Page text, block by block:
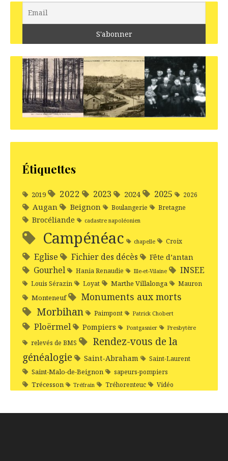
Étiquettes
2019 2022 2023 2024 2025 2026
Augan Beignon Boulangerie Bretagne
Brocéliande cadastre napoléonien
Campénéac chapelle Croix
Eglise Fichier des décès Fête d’antan
Gourhel Hania Renaudie Ille-et-Vilaine INSEE
Louis Sérazin Loyat Marthe Villalonga Mauron
Monteneuf Monuments aux morts
Morbihan Paimpont Patrick Chobert
Ploërmel Pompiers Pontgasnier Presbytère
relevés de BMS
Rendez-vous de la
généalogie
Saint-Abraham Saint-Laurent
Saint-Malo-de-Beignon sapeurs-pompiers
Trécesson Tréfrain Tréhorenteuc Vidéo